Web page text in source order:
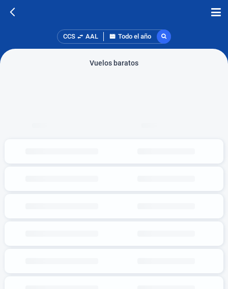
CCS AAL Todo el año
Vuelos baratos